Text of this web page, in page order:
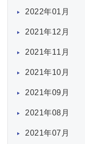
2022年01月
2021年12月
2021年11月
2021年10月
2021年09月
2021年08月
2021年07月